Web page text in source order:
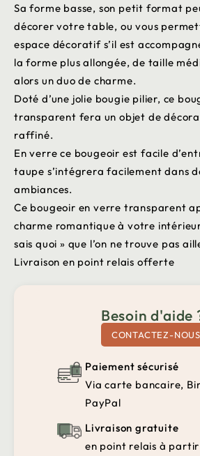
Sa forme basse, son petit format
décorer votre table, ou vous
espace décoratif s’il est
la forme plus allongée, de taille
alors un duo de charme.
Doté d’une jolie bougie pilier, ce
transparent fera un objet de
raffiné.
En verre ce bougeoir est facile
taupe s’intégrera facilement dans
ambiances.
Ce bougeoir en verre transparent
charme romantique à votre
sais quoi » que l’on ne trouve pas
Livraison en point relais offerte
Besoin d'aide
CONTACTEZ-NOUS
Paiement sécurisé
Via carte bancaire,
PayPal
Livraison gratuite
en point relais à